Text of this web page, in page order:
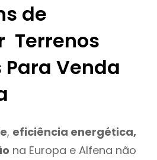
de
Terrenos
Venda
, eficiência energética,
na Europa e Alfena não